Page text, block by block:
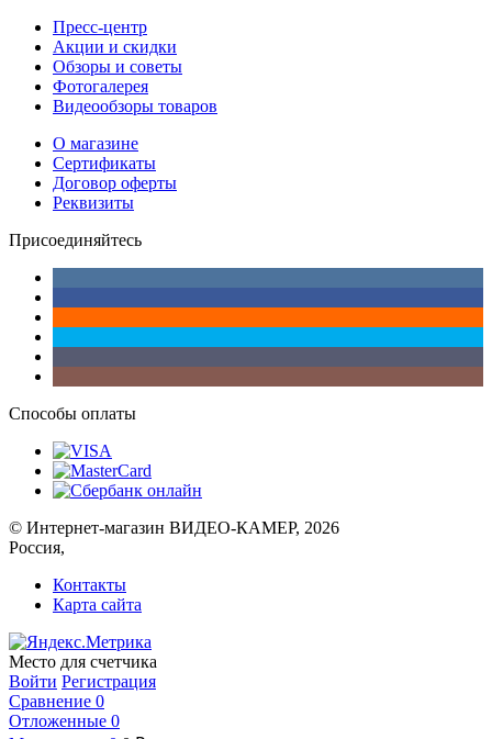
Пресс-центр
Акции и скидки
Обзоры и советы
Фотогалерея
Видеообзоры товаров
О магазине
Сертификаты
Договор оферты
Реквизиты
Присоединяйтесь
Способы оплаты
© Интернет-магазин ВИДЕО-КАМЕР, 2026
Россия,
Контакты
Карта сайта
Место для счетчика
Войти Регистрация
Сравнение 0
Отложенные 0